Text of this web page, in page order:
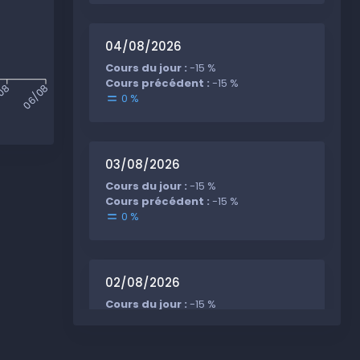
06/08
04/08/2026
Cours du jour :-15 %
Cours précédent :-15 %
0 %
03/08/2026
Cours du jour :-15 %
Cours précédent :-15 %
0 %
02/08/2026
Cours du jour :-15 %